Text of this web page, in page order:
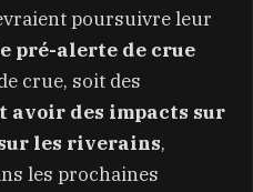
poursuivre leur
pré-alerte de crue
crue, soit des
avoir des impacts sur
les riverains,
les prochaines